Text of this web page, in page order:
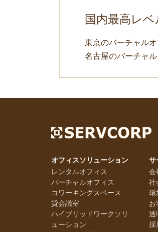
国内最高レ
東京のバーチャル
名古屋のバーチャ
オフィスソリューション
レンタルオフィス
バーチャルオフィス
コワーキングスペース
貸会議室
ハイブリッドワークソリ
ューション
サ
会
社
環
お
透
採